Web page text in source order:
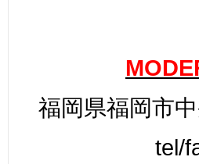
福岡県福岡市
tel/